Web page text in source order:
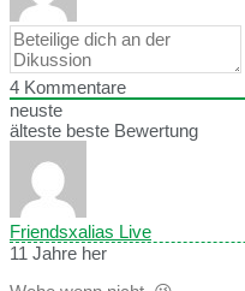
4 Kommentare
neuste
älteste beste Bewertung
Friendsxalias Live
11 Jahre her